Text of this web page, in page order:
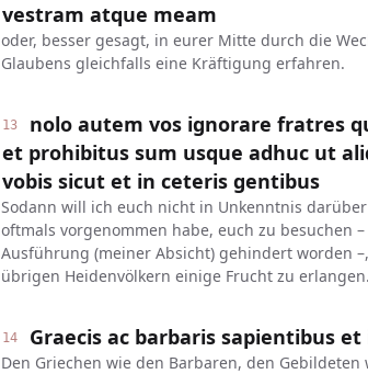
vestram atque meam
oder, besser gesagt, in eurer Mitte durch die
Glaubens gleichfalls eine Kräftigung erfahren.
13
nolo autem vos ignorare fratres
et prohibitus sum usque adhuc ut
vobis sicut et in ceteris gentibus
Sodann will ich euch nicht in Unkenntnis
oftmals vorgenommen habe, euch zu besuchen
Ausführung (meiner Absicht) gehindert worden
übrigen Heidenvölkern einige Frucht zu erlangen.
14 Graecis ac barbaris sapientibus
Den Griechen wie den Barbaren, den